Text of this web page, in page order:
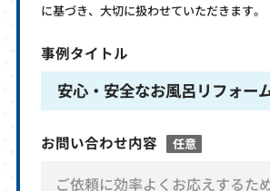
に基づき、大切に扱わせていただきます。
事例タイトル
安心・安全なお風呂リフォー
お問い合わせ内容 任意